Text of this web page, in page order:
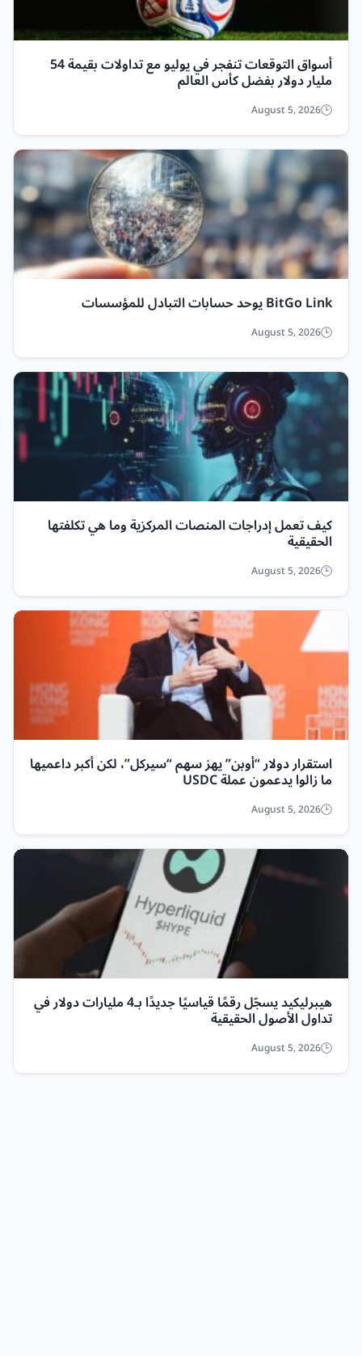
أسواق التوقعات تنفجر في يوليو مع تداولات بقيمة 54
مليار دولار بفضل كأس العالم
August 5, 2026
BitGo Link يوحد حسابات التبادل للمؤسسات
August 5, 2026
كيف تعمل إدراجات المنصات المركزية وما هي تكلفتها
الحقيقية
August 5, 2026
استقرار دولار “أوبن” يهز سهم “سيركل”، لكن أكبر داعميها
ما زالوا يدعمون عملة USDC
August 5, 2026
هيبرليكيد يسجّل رقمًا قياسيًا جديدًا بـ4 مليارات دولار في
تداول الأصول الحقيقية
August 5, 2026